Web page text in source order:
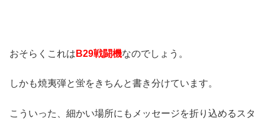
おそらくこれは B29戦闘機なのでしょう。
しかも焼夷弾と蛍をきちんと書き分けています。
こういった、細かい場所にもメッセージを折り込めるスタ